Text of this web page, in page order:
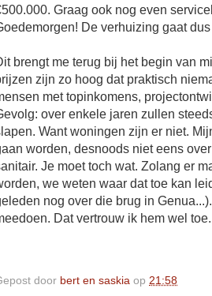
Graag ook nog even
De verhuizing gaat
brengt me terug bij het begin van
zijn zo hoog dat praktisch
met topinkomens,
over enkele jaren zullen
Want woningen zijn er niet.
worden, desnoods niet eens
Je moet toch wat. Zolang er
we weten waar dat toe kan
nog over die brug in
Dat vertrouw ik hem wel toe.
door bert en saskia op 21:58